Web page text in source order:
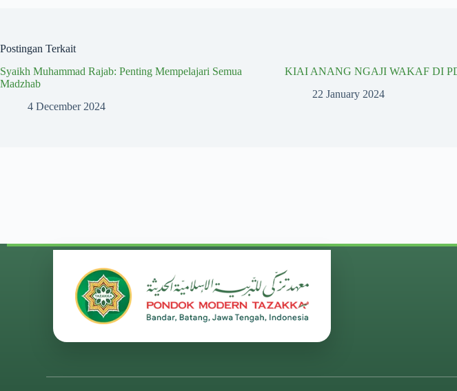
Postingan Terkait
Syaikh Muhammad Rajab: Penting Mempelajari Semua
Madzhab
4 December 2024
KIAI ANANG NGAJI WAKAF DI
22 January 2024